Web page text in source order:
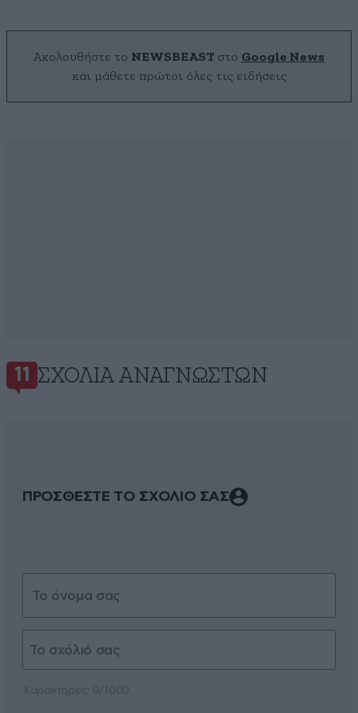
Ακολουθήστε το NEWSBEAST στο Google News
και μάθετε πρώτοι όλες τις ειδήσεις
11 ΣΧΌΛΙΑ ΑΝΑΓΝΩΣΤΏΝ
ΠΡΟΣΘΕΣΤΕ ΤΟ ΣΧΟΛΙΟ ΣΑΣ